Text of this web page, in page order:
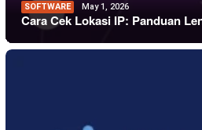
SOFTWARE May 1, 2026
Cara Cek Lokasi IP: Panduan